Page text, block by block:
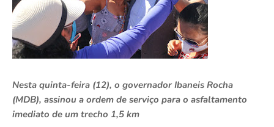
Nesta quinta-feira (12), o governador Ibaneis Rocha
(MDB), assinou a ordem de serviço para o asfaltamento
imediato de um trecho 1,5 km